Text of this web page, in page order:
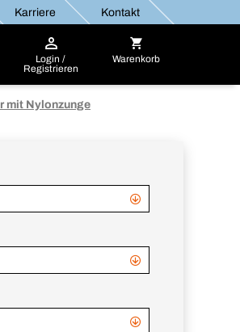
Karriere Kontakt
Login /
Registrieren
Warenkorb
mit Nylonzunge